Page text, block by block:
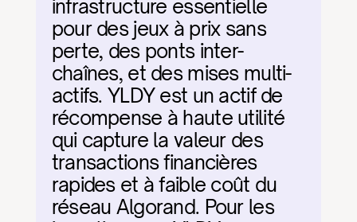
infrastructure essentielle
pour des jeux à prix sans
perte, des ponts inter-
chaînes, et des mises multi-
actifs. YLDY est un actif de
récompense à haute utilité
qui capture la valeur des
transactions financières
rapides et à faible coût du
réseau Algorand. Pour les